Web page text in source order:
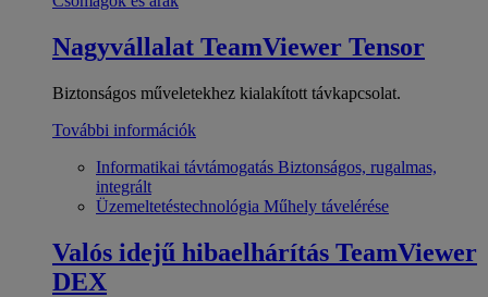
Nagyvállalat TeamViewer Tensor
Biztonságos műveletekhez kialakított távkapcsolat.
További információk
Informatikai távtámogatás Biztonságos, rugalmas,
integrált
Üzemeltetéstechnológia Műhely távelérése
Valós idejű hibaelhárítás TeamViewer
DEX